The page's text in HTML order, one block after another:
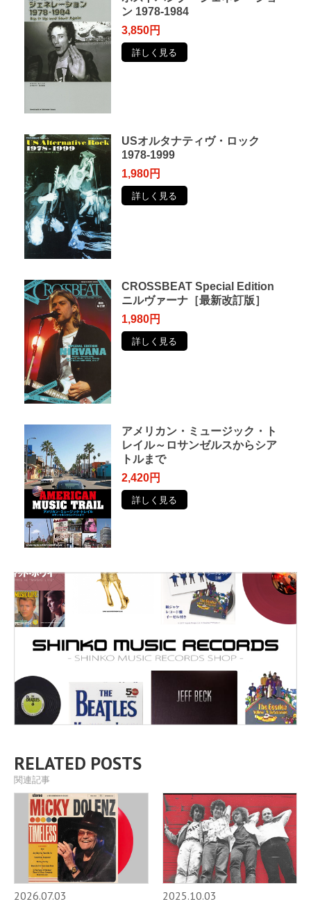
ン 1978-1984
3,850円
詳しく見る
USオルタナティヴ・ロック
1978-1999
1,980円
詳しく見る
CROSSBEAT Special Edition
ニルヴァーナ［最新改訂版］
1,980円
詳しく見る
アメリカン・ミュージック・ト
レイル～ロサンゼルスからシア
トルまで
2,420円
詳しく見る
RELATED POSTS
関連記事
2026.07.03 2025.10.03